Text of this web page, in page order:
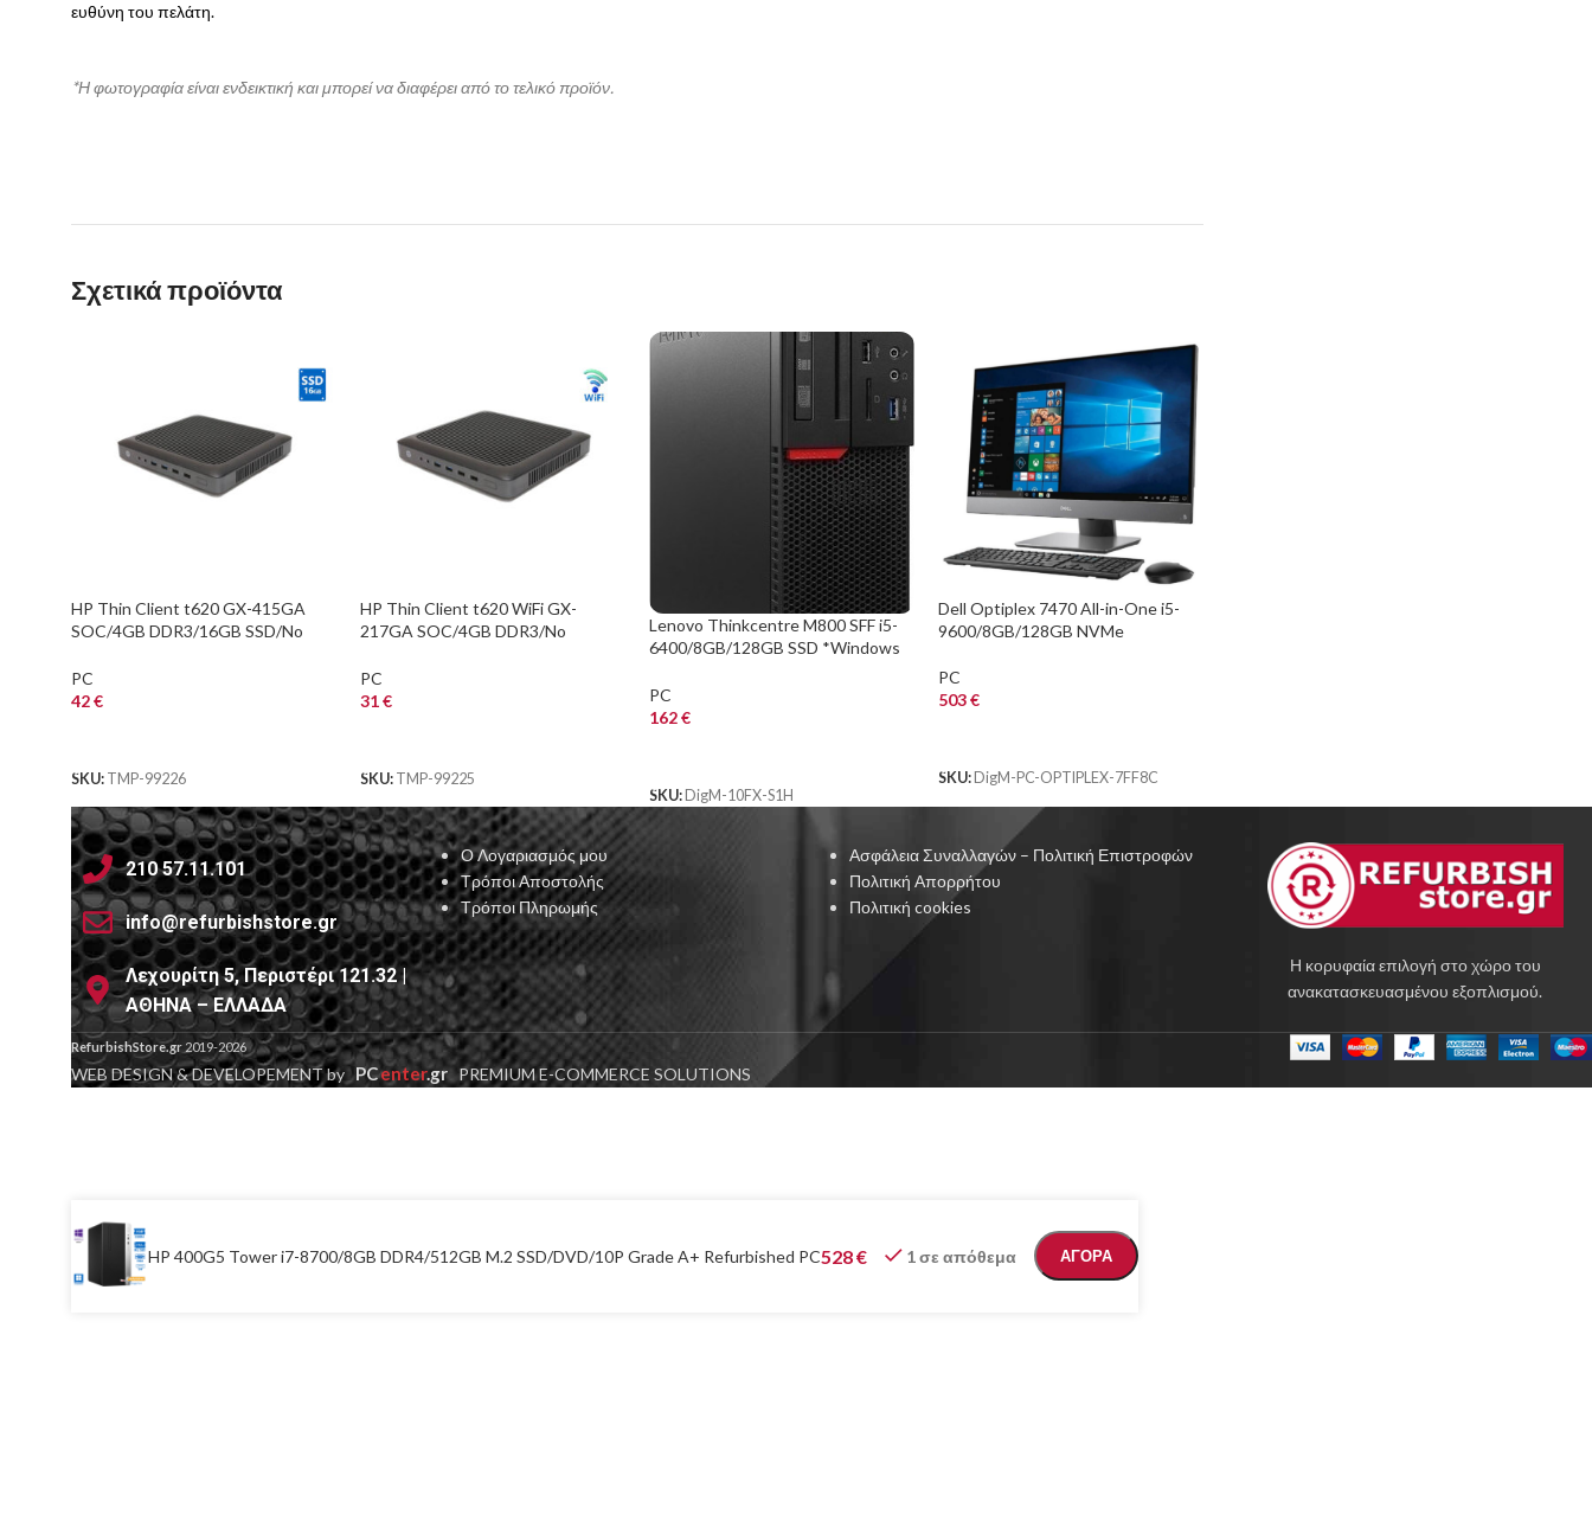
ευθύνη του πελάτη.
*Η φωτογραφία είναι ενδεικτική και μπορεί να διαφέρει από το τελικό προϊόν.
Σχετικά προϊόντα
HP Thin Client t620 GX-415GA
SOC/4GB DDR3/16GB SSD/No
PC
42€
SKU: TMP-99226
HP Thin Client t620 WiFi GX-
217GA SOC/4GB DDR3/No
Refurbished PC
PC
31€
SKU: TMP-99225
Lenovo Thinkcentre M800 SFF i5-
6400/8GB/128GB SSD *Windows
PC
162€
SKU: DigM-10FX-S1H
Dell Optiplex 7470 All-in-One i5-
9600/8GB/128GB NVMe
PC
503€
SKU: DigM-PC-OPTIPLEX-7FF8C
210 57.11.101
info@refurbishstore.gr
Λεχουρίτη 5, Περιστέρι 121.32 |
ΑΘΗΝΑ – ΕΛΛΑΔΑ
Ο Λογαριασμός μου
Τρόποι Αποστολής
Τρόποι Πληρωμής
Ασφάλεια Συναλλαγών – Πολιτική Επιστροφών
Πολιτική Απορρήτου
Πολιτική cookies
Η κορυφαία επιλογή στο χώρο του
ανακατασκευασμένου εξοπλισμού.
RefurbishStore.gr 2019-2026
WEB DESIGN & DEVELOPEMENT by PCenter.gr PREMIUM E-COMMERCE SOLUTIONS
HP 400G5 Tower i7-8700/8GB DDR4/512GB M.2 SSD/DVD/10P Grade A+ Refurbished PC528€ 1 σε απόθεμα ΑΓΟΡΑ